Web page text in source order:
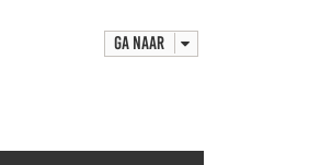
Ga naar